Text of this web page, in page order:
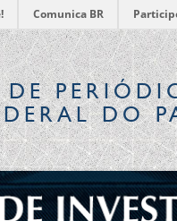
Comunica BR
DO